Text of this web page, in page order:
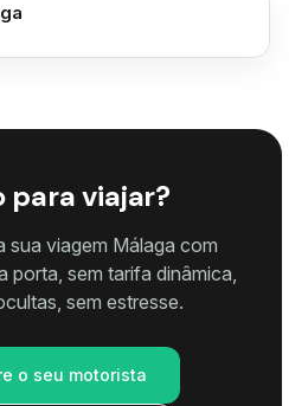
para viajar?
sua viagem Málaga com
porta, sem tarifa dinâmica,
sem estresse.
o seu motorista